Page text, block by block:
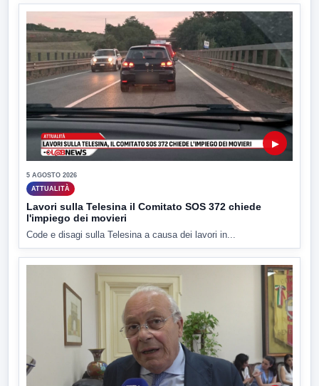
▶
5 AGOSTO 2026
ATTUALITÀ
Lavori sulla Telesina il Comitato SOS 372 chiede
l'impiego dei movieri
Code e disagi sulla Telesina a causa dei lavori in...